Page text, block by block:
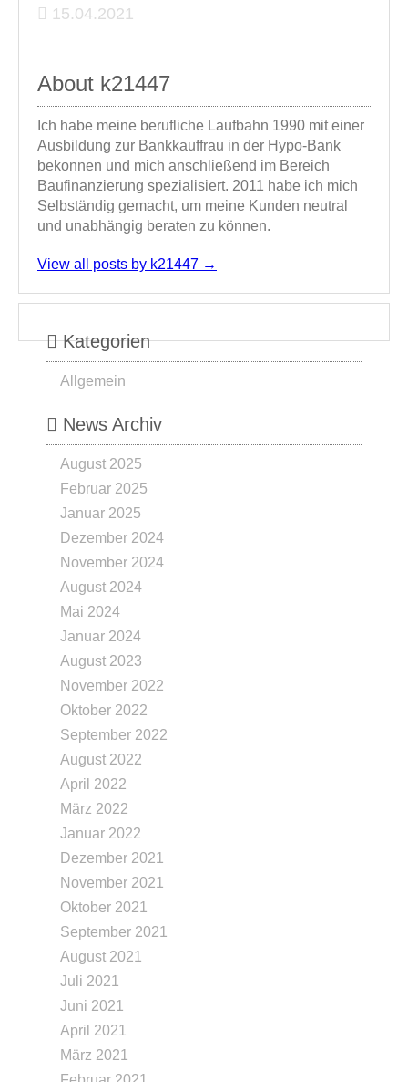
15.04.2021
About k21447
Ich habe meine berufliche Laufbahn 1990 mit einer
Ausbildung zur Bankkauffrau in der Hypo-Bank
bekonnen und mich anschließend im Bereich
Baufinanzierung spezialisiert. 2011 habe ich mich
Selbständig gemacht, um meine Kunden neutral
und unabhängig beraten zu können.
View all posts by k21447 →
Kategorien
Allgemein
News Archiv
August 2025
Februar 2025
Januar 2025
Dezember 2024
November 2024
August 2024
Mai 2024
Januar 2024
August 2023
November 2022
Oktober 2022
September 2022
August 2022
April 2022
März 2022
Januar 2022
Dezember 2021
November 2021
Oktober 2021
September 2021
August 2021
Juli 2021
Juni 2021
April 2021
März 2021